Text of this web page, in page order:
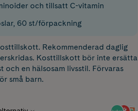
och tillsatt C-vitamin
60 st/förpackning
Rekommenderad daglig
Kosttillskott bör inte ersätta
och en hälsosam livsstil. Förvaras
små barn.